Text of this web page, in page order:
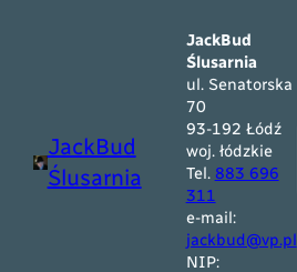
JackBud
Ślusarnia
JackBud
Ślusarnia
ul. Senatorska
70
93-192 Łódź
woj. łódzkie
Tel. 883 696
311
e-mail:
jackbud@vp.pl
NIP: